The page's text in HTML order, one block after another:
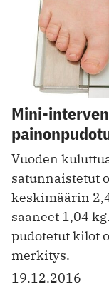
Mini-
Vuoden
satunnaistetut
keskimäärin
saaneet 1,04
pudotetut kilot
merkitys.
19.12.2016